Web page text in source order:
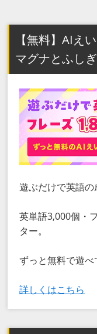
【無料】AIえ
マグナとふし
遊ぶだけで英語の
英単語3,000個・
ター。
ずっと無料で遊べ
詳しくはこちら